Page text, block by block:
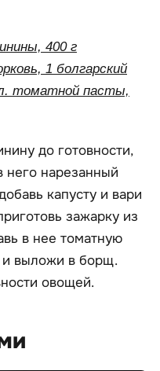
400 г
1 болгарский
томатной пасты,
до готовности,
него нарезанный
капусту и вари
зажарку из
в нее томатную
и выложи в борщ.
овощей.